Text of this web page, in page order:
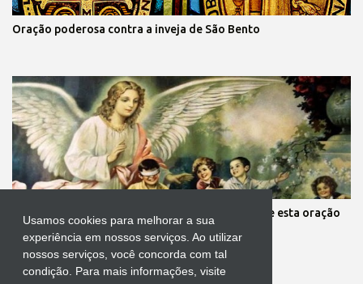
Usamos cookies para melhorar a sua
experiência em nossos serviços. Ao utilizar
nossos serviços, você concorda com tal
condição. Para mais informações, visite
Oração poderosa contra a inveja de São Bento
Mãe, você está preocupada com seus filhos? Reze esta oração
aos anjos da guarda deles